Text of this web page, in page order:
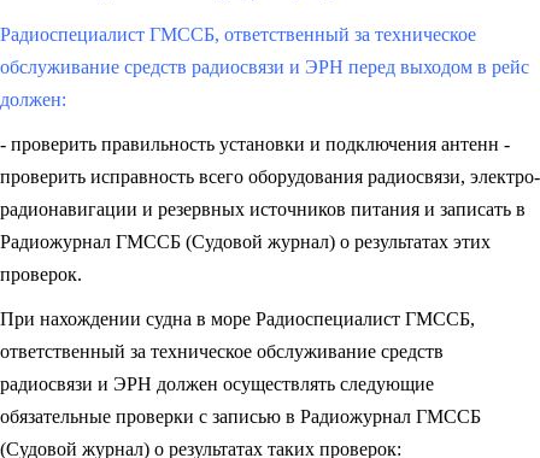
Радиоспециалист ГМССБ, ответственный за техническое
обслуживание средств радиосвязи и ЭРН перед выходом в рейс
должен:
- проверить правильность установки и подключения антенн -
проверить исправность всего оборудования радиосвязи, электро-
радионавигации и резервных источников питания и записать в
Радиожурнал ГМССБ (Судовой журнал) о результатах этих
проверок.
При нахождении судна в море Радиоспециалист ГМССБ,
ответственный за техническое обслуживание средств
радиосвязи и ЭРН должен осуществлять следующие
обязательные проверки с записью в Радиожурнал ГМССБ
(Судовой журнал) о результатах таких проверок: